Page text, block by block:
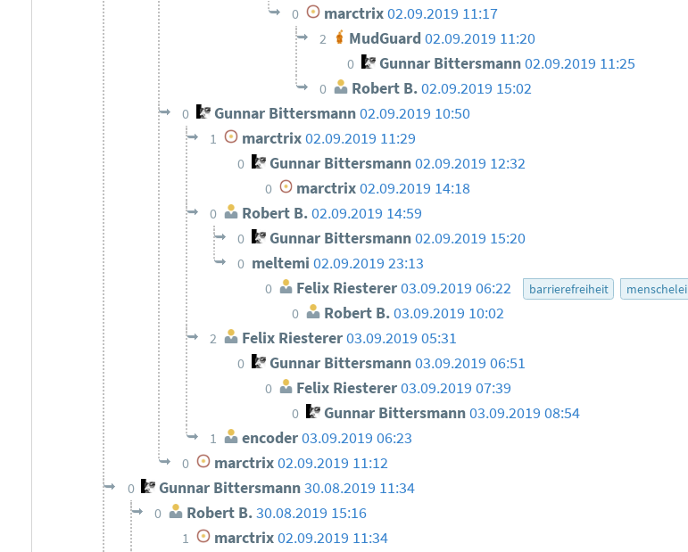
0 marctrix02.09.2019 11:17
2 MudGuard 02.09.2019 11:20
0 Gunnar Bittersmann02.09.2019 11:25
0 Robert B.02.09.2019 15:02
0 Gunnar Bittersmann02.09.2019 10:50
1 marctrix02.09.2019 11:29
0 Gunnar Bittersmann 02.09.2019 12:32
0 marctrix02.09.2019 14:18
0 Robert B.02.09.2019 14:59
0 Gunnar Bittersmann 02.09.2019 15:20
0 meltemi 02.09.2019 23:13
0 Felix Riesterer03.09.2019 06:22 barrierefreiheit menschelei
0 Robert B.03.09.2019 10:02
2 Felix Riesterer03.09.2019 05:31
0 Gunnar Bittersmann 03.09.2019 06:51
0 Felix Riesterer03.09.2019 07:39
0 Gunnar Bittersmann03.09.2019 08:54
1 encoder03.09.2019 06:23
0 marctrix02.09.2019 11:12
0 Gunnar Bittersmann30.08.2019 11:34
0 Robert B.30.08.2019 15:16
1 marctrix02.09.2019 11:34